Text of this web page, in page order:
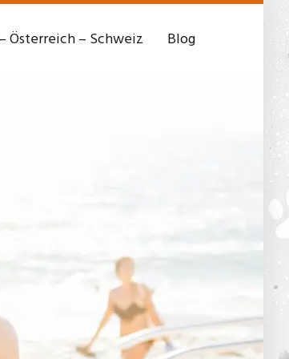
Österreich – Schweiz Blog